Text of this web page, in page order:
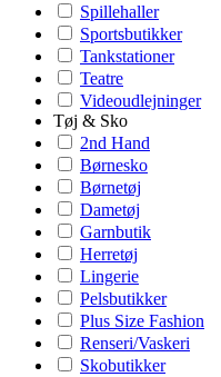
Spillehaller
Sportsbutikker
Tankstationer
Teatre
Videoudlejninger
Tøj & Sko
2nd Hand
Børnesko
Børnetøj
Dametøj
Garnbutik
Herretøj
Lingerie
Pelsbutikker
Plus Size Fashion
Renseri/Vaskeri
Skobutikker